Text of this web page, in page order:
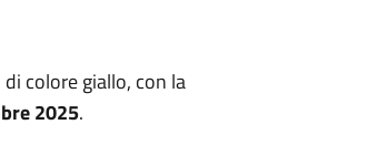
colore giallo, con la
2025.